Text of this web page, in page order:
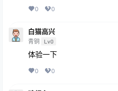
0 0
白猫高兴
青铜 Lv0
体验一下
0 0